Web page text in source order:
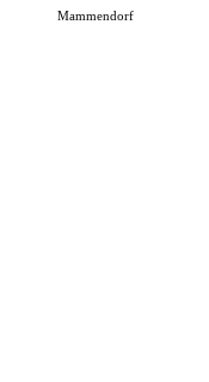
Mammendorf